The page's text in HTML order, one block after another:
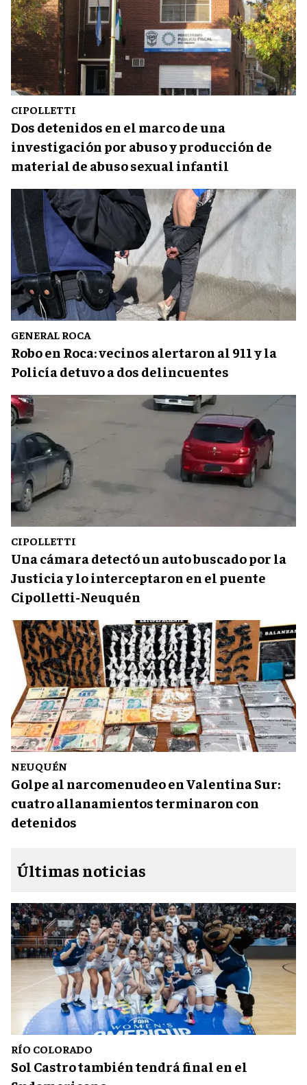
CIPOLLETTI
Dos detenidos en el marco de una
investigación por abuso y producción de
material de abuso sexual infantil
GENERAL ROCA
Robo en Roca: vecinos alertaron al 911 y la
Policía detuvo a dos delincuentes
CIPOLLETTI
Una cámara detectó un auto buscado por la
Justicia y lo interceptaron en el puente
Cipolletti-Neuquén
NEUQUÉN
Golpe al narcomenudeo en Valentina Sur:
cuatro allanamientos terminaron con
detenidos
Últimas noticias
RÍO COLORADO
Sol Castro también tendrá final en el